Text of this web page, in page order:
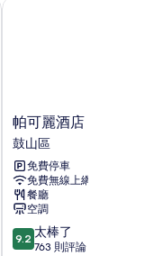
帕
可
麗
酒
店
鼓
山
區
帕可麗酒店
鼓山區
免費停車
免費無線上網
餐廳
空調
9.2
分，
9.2 太棒了
763 則評論